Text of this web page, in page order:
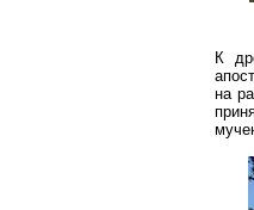
К
на